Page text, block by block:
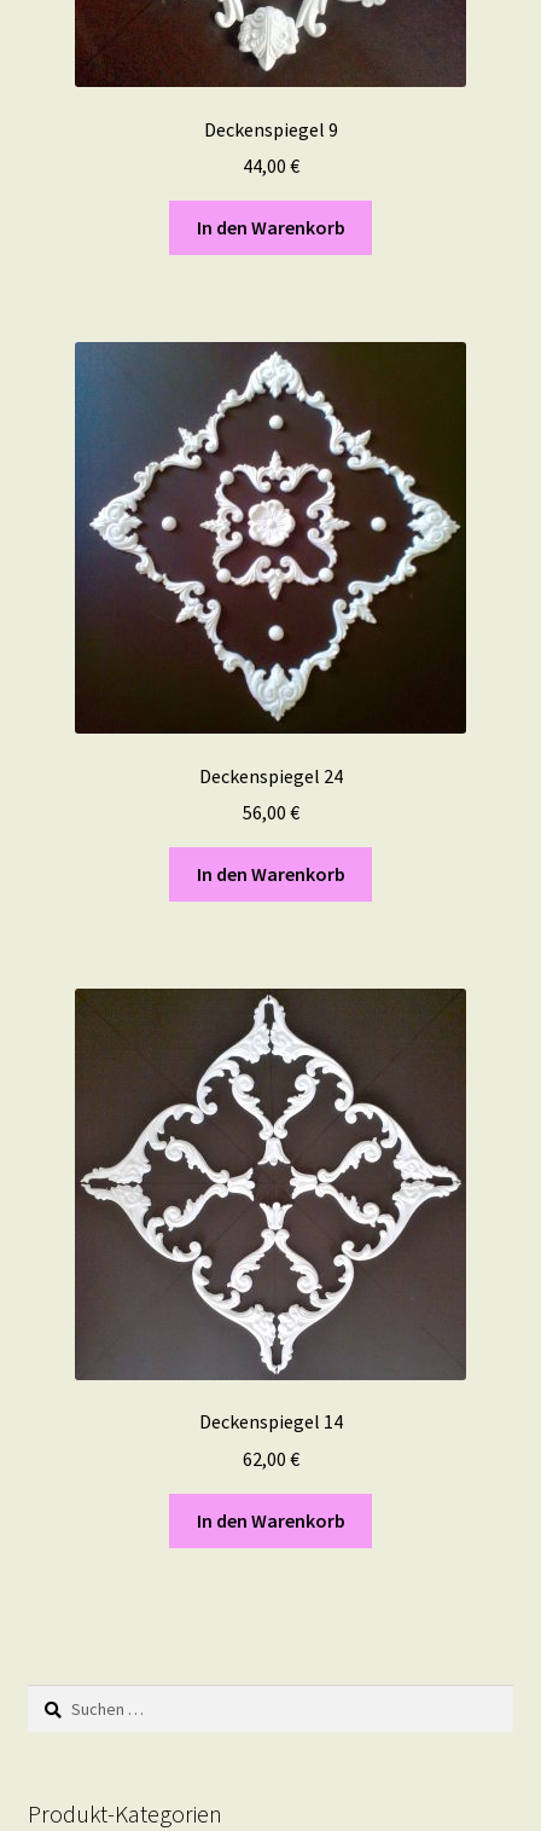
Deckenspiegel 9
44,00 €
In den Warenkorb
Deckenspiegel 24
56,00 €
In den Warenkorb
Deckenspiegel 14
62,00 €
In den Warenkorb
Suchen
nach:
Produkt-Kategorien